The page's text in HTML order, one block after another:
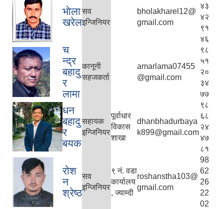
भाेला
खरेल
सव
इन्जिनियर
bholakharel12@
gmail.com
४३
४२
९१
४६
च
न्द्र
बहादु
र
लामा
कानूनी
सहजकर्ता
amarlama07455
@gmail.com
९८
५१
२०
३४
७७
धन
बहादु
र
बयक
सहायक
इन्जिनियर
पूर्वाधार
विकास
शाखा
dhanbhadurbaya
k899@gmail.com
९८
६८
२४
४७
८१
रोश
न
श्रेष्ठ
सव
इन्जिनियर
९ नं. वडा
कार्यालय
, ज्याम्दी
roshanstha103@
gmail.com
98
62
26
22
02